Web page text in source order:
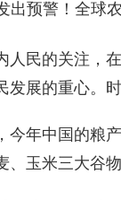
人民的关注，
发展的重心。
今年中国的粮
、玉米三大谷